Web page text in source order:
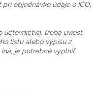
objednávke údaje o IČO,
účtovníctva, treba uviesť
listu alebo výpisu z
iná, je potrebné vyplniť